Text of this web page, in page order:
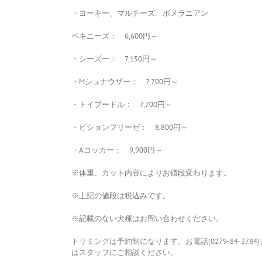
・ヨーキー、マルチーズ、ポメラニアン
ペキニーズ： 6,600円～
・シーズー： 7,150円～
・Mシュナウザー： 7,700円～
・トイプードル： 7,700円～
・ビションフリーゼ： 8,800円～
・Aコッカー： 9,900円～
※体重、カット内容によりお値段変わります。
※上記の値段は税込みです。
※記載のない犬種はお問い合わせください。
トリミングは予約制になります。お電話(0279-84-3784)
はスタッフにご相談ください。